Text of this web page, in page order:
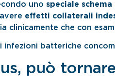
uno speciale schema
effetti collaterali
clinicamente che con
batteriche
può